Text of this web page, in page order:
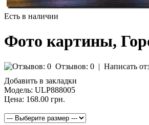
Есть в наличии
Фото картины,
Отзывов: 0 | Написать
Добавить в закладки
Модель: ULP888005
Цена: 168.00 грн.